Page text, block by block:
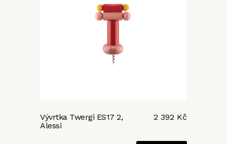
Vývrtka Twergi ES17 2,
Alessi
2 392 Kč